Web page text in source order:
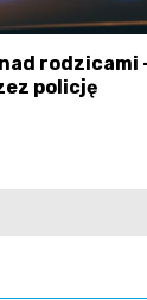
rodzicami
policję